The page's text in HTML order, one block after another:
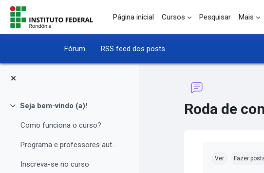
Ir para o conteúdo principal
Página inicial
Cursos Pesquisar Mais
Fórum RSS feed dos posts
Contrair
Seja bem-vindo (a)!
Como funciona o curso?
Programa e professores autores
Inscreva-se no curso
Roda de
Ver Fazer